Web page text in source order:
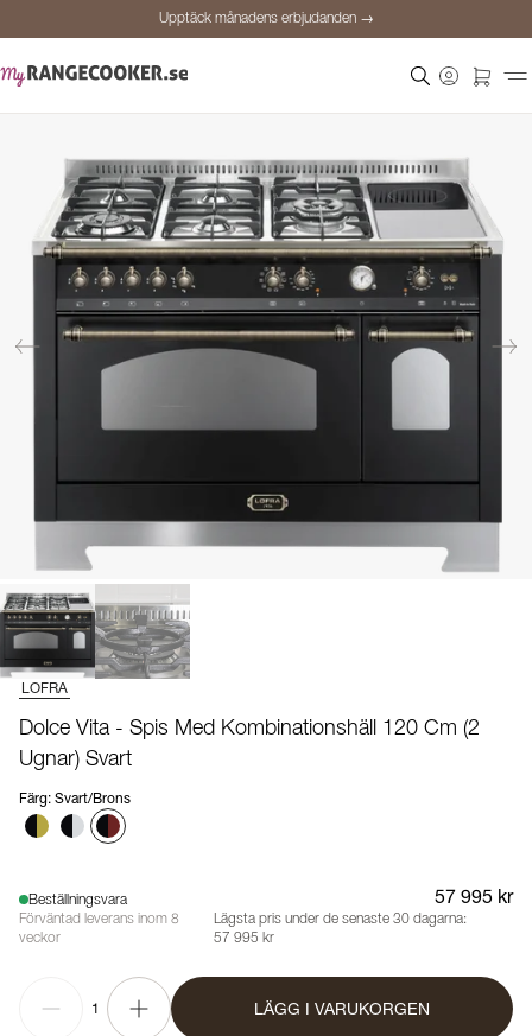
Upptäck månadens erbjudanden →
Personlig rådgivning
Upptäck månadens erbjudanden →
LOFRA
Dolce Vita - Spis Med Kombinationshäll 120 Cm (2
Ugnar) Svart
Färg: Svart/Brons
Beställningsvara
Förväntad leverans inom 8
veckor
57 995 kr
Lägsta pris under de senaste 30 dagarna:
57 995 kr
1 LÄGG I VARUKORGEN